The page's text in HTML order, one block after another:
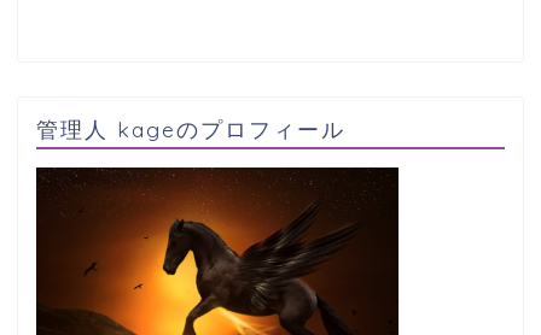
管理人 kageのプロフィール